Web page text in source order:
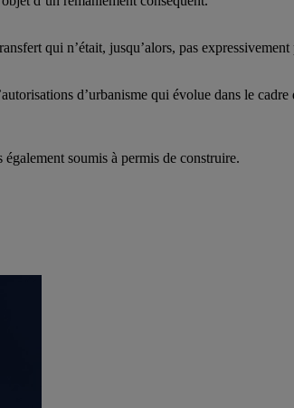
qui n’était, jusqu’alors, pas expressivement
d’urbanisme qui évolue dans le
soumis à permis de construire.